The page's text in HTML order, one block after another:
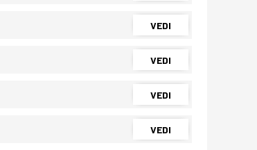
VEDI
VEDI
VEDI
VEDI